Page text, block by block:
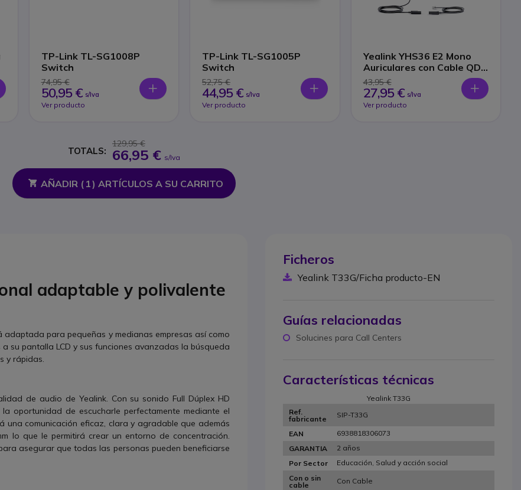
TP-Link TL-SG1008P
Switch
74,95 €
50,95 € s/Iva
Ver producto
TP-Link TL-SG1005P
Switch
52,75 €
44,95 € s/Iva
Ver producto
Yealink YHS36 E2 Mono
Auriculares con Cable QD-
RJ9
43,95 €
27,95 € s/Iva
Ver producto
TOTALS:
129,95 €
66,95 € s/Iva
AÑADIR ( 1) ARTÍCULOS A SU CARRITO
adaptable y polivalente
adaptada para pequeñas y medianas empresas así como
su pantalla LCD y sus funciones avanzadas la búsqueda
y rápidas.
de audio de Yealink. Con su sonido Full Dúplex HD
oportunidad de escucharle perfectamente mediante el
una comunicación eficaz, clara y agradable que además
lo que le permitirá crear un entorno de concentración.
asegurar que todas las personas pueden beneficiarse
Ficheros
Yealink T33G/Ficha producto-EN
Guías relacionadas
Solucines para Call Centers
Características técnicas
Yealink T33G
Ref.
fabricante
SIP-T33G
EAN
6938818306073
GARANTIA
2 años
Por Sector
Educación, Salud y acción social
Con o sin
cable
Con Cable